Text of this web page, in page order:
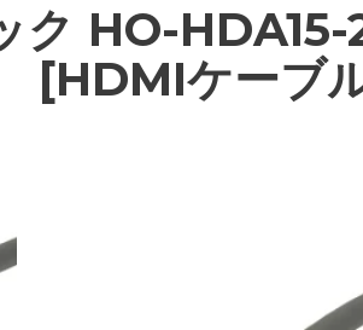
ク HO-
[HDMIケーブ